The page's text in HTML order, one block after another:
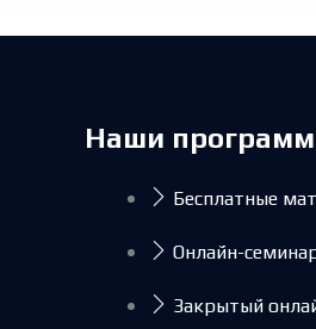
Наши
Бесплатные
Онлайн-
Закрытый